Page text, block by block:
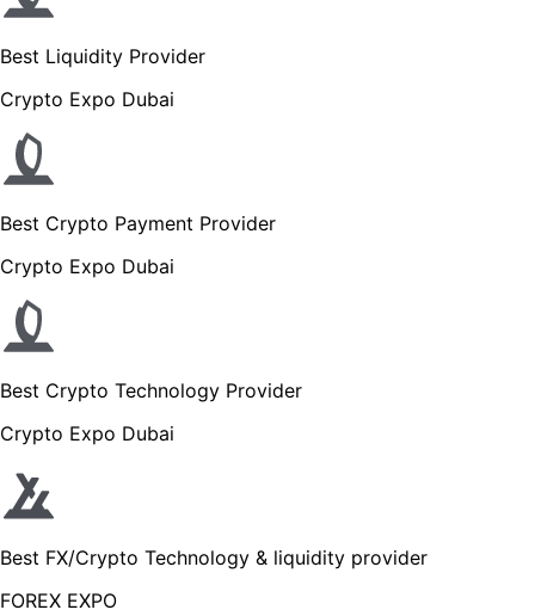
Best Liquidity Provider
Crypto Expo Dubai
Best Crypto Payment Provider
Crypto Expo Dubai
Best Crypto Technology Provider
Crypto Expo Dubai
Best FX/Crypto Technology & liquidity provider
FOREX EXPO